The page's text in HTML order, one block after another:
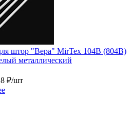
штор "Вера" MirTex 104В (804B)
металлический
₽/шт